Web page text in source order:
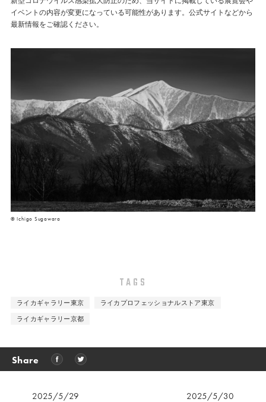
イベントの内容が変更になっている可能性があります。公式サイトなどから
最新情報をご確認ください。
© Ichigo Sugawara
TAGS
ライカギャラリー東京
ライカプロフェッショナルストア東京
ライカギャラリー京都
Share
2025/5/29
2025/5/30